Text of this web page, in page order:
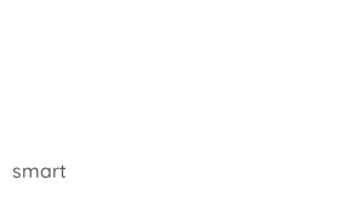
smart